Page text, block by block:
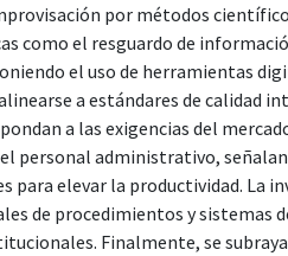
por métodos
como el resguardo de
el uso de herramientas
a estándares de calidad
a las exigencias del
personal administrativo,
para elevar la productividad. La
de procedimientos y sistemas
Finalmente, se